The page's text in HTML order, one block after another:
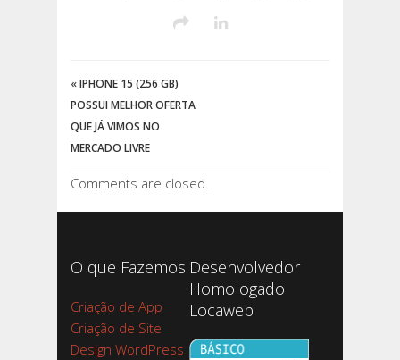
«IPHONE 15 (256 GB)
POSSUI MELHOR OFERTA
QUE JÁ VIMOS NO
MERCADO LIVRE
Comments are closed.
O que Fazemos
Criação de App
Criação de Site
Design WordPress
Desenvolvedor
Homologado
Locaweb